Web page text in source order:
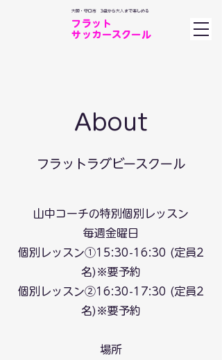
大阪・守口市 3歳から大人まで楽しめる
フラット​
サッカースクール
About
フラットラグビースクール
山中コーチの特別個別レッスン
毎週金曜日
個別レッスン①15:30-16:30 (定員2
名)※要予約
個別レッスン②16:30-17:30 (定員2
名)※要予約
場所